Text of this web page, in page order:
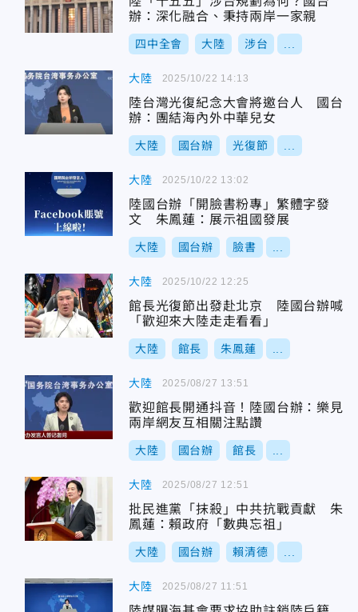
辦：深化融合、秉持兩岸一家親
四中全會 大陸 涉台
大陸
陸台灣光復紀念大會將邀台人 國台
辦：團結海內外中華兒女
大陸 國台辦 光復節
2025/10/22 14:13
大陸
陸國台辦「開臉書粉專」繁體字發
文 朱鳳蓮：展示祖國發展
大陸 國台辦 臉書
2025/10/22 13:02
大陸
館長光復節出發赴北京 陸國台辦喊
「歡迎來大陸走走看看」
大陸 館長 朱鳳蓮
2025/10/22 12:25
大陸
歡迎館長開通抖音！陸國台辦：樂見
兩岸網友互相關注點讚
大陸 國台辦 館長
2025/08/27 13:51
大陸
批民進黨「抹殺」中共抗戰貢獻 朱
鳳蓮：賴政府「數典忘祖」
大陸 國台辦 賴清德
2025/08/27 12:51
大陸 2025/08/27 11:51